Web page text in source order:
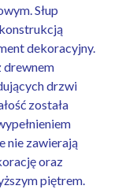
Słup
dekoracyjny.
drewnem
drzwi
została
nie zawierają
oraz
piętrem.